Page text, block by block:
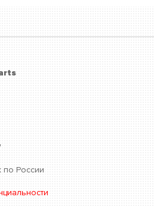
по России